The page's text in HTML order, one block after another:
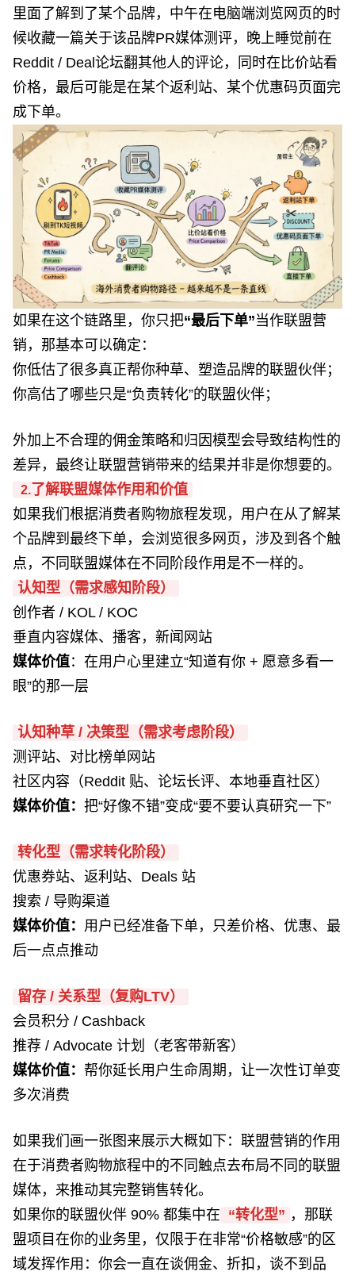
里面了解到了某个品牌，中午在电脑端浏览网页的时
候收藏一篇关于该品牌PR媒体测评，晚上睡觉前在
Reddit / Deal论坛翻其他人的评论，同时在比价站看
价格，最后可能是在某个返利站、某个优惠码页面完
成下单。
如果在这个链路里，你只把“最后下单”当作联盟营
销，那基本可以确定：
你低估了很多真正帮你种草、塑造品牌的联盟伙伴；
你高估了哪些只是“负责转化”的联盟伙伴；
外加上不合理的佣金策略和归因模型会导致结构性的
差异，最终让联盟营销带来的结果并非是你想要的。
2.了解联盟媒体作用和价值
如果我们根据消费者购物旅程发现，用户在从了解某
个品牌到最终下单，会浏览很多网页，涉及到各个触
点，不同联盟媒体在不同阶段作用是不一样的。
认知型（需求感知阶段）
创作者 / KOL / KOC
垂直内容媒体、播客，新闻网站
媒体价值：在用户心里建立“知道有你 + 愿意多看一
眼”的那一层
认知种草 / 决策型（需求考虑阶段）
测评站、对比榜单网站
社区内容（Reddit 贴、论坛长评、本地垂直社区）
媒体价值： 把“好像不错”变成“要不要认真研究一下”
转化型（需求转化阶段）
优惠券站、返利站、Deals 站
搜索 / 导购渠道
媒体价值： 用户已经准备下单，只差价格、优惠、最
后一点点推动
留存 / 关系型（复购LTV）
会员积分 / Cashback
推荐 / Advocate 计划（老客带新客）
媒体价值： 帮你延长用户生命周期，让一次性订单变
多次消费
如果我们画一张图来展示大概如下：联盟营销的作用
在于消费者购物旅程中的不同触点去布局不同的联盟
媒体，来推动其完整销售转化。
如果你的联盟伙伴 90% 都集中在 “转化型” ，那联
盟项目在你的业务里，仅限于在非常“价格敏感”的区
域发挥作用：你会一直在谈佣金、折扣，谈不到品